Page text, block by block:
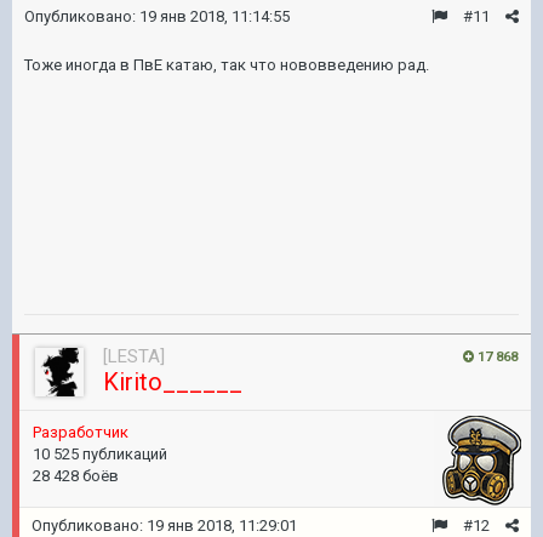
#11
Опубликовано: 19 янв 2018, 11:14:55
Тоже иногда в ПвЕ катаю, так что нововведению рад.
17 868
[LESTA]
Kirito______
Разработчик
10 525 публикаций
28 428 боёв
#12
Опубликовано: 19 янв 2018, 11:29:01